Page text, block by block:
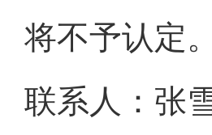
将不予认定
联系人：张